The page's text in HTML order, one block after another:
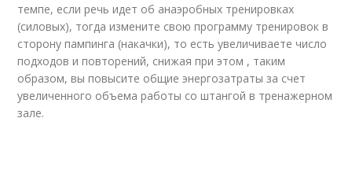
темпе, если речь идет об анаэробных тренировках
(силовых), тогда измените свою программу тренировок в
сторону пампинга (накачки), то есть увеличиваете число
подходов и повторений, снижая при этом , таким
образом, вы повысите общие энергозатраты за счет
увеличенного объема работы со штангой в тренажерном
зале.